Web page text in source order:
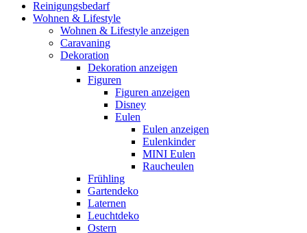
Reinigungsbedarf
Wohnen & Lifestyle
Wohnen & Lifestyle anzeigen
Caravaning
Dekoration
Dekoration anzeigen
Figuren
Figuren anzeigen
Disney
Eulen
Eulen anzeigen
Eulenkinder
MINI Eulen
Raucheulen
Frühling
Gartendeko
Laternen
Leuchtdeko
Ostern